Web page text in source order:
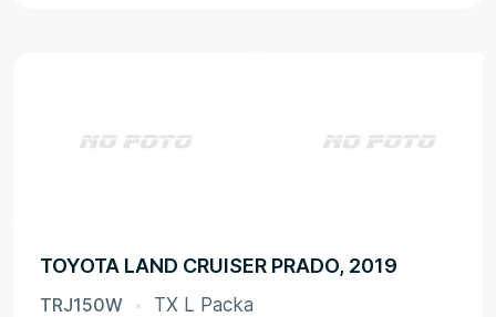
TOYOTA LAND CRUISER PRADO, 2019
TRJ150W TX L Packa